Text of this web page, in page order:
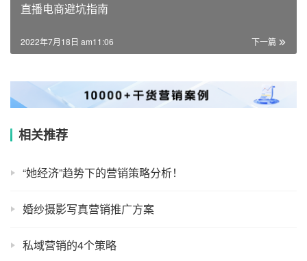
直播电商避坑指南
下一篇
2022年7月18日 am11:06
相关推荐
“她经济”趋势下的营销策略分析！
婚纱摄影写真营销推广方案
私域营销的4个策略